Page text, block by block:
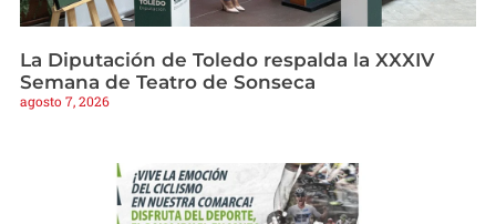
La Diputación de Toledo respalda la XXXIV
Semana de Teatro de Sonseca
agosto 7, 2026